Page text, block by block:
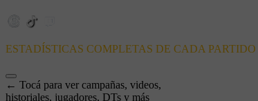
ESTADÍSTICAS COMPLETAS DE CADA
← Tocá para ver campañas, videos,
historiales, jugadores, DTs y más